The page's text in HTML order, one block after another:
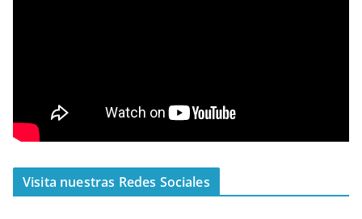
Visita nuestras Redes Sociales